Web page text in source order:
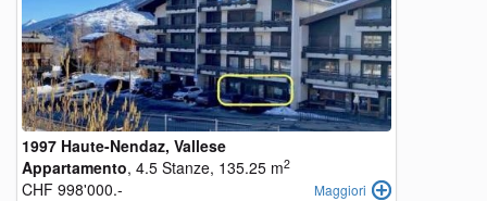
1997 Haute-Nendaz, Vallese
Appartamento, 4.5 Stanze, 135.25 m2
CHF 998'000.- Maggiori